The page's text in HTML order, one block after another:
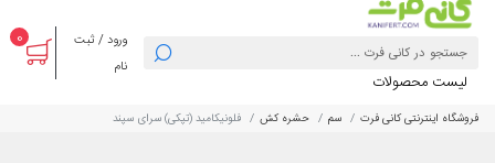
ورود / ثبت
نام
0
لیست محصولات
فروشگاه اینترنتی کانی فرت سم حشره کش فلونیکامید (تپکی) سرای سپند